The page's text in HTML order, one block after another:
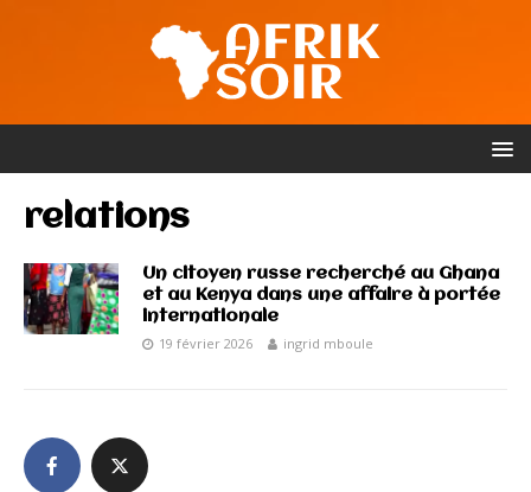
relations
Un citoyen russe recherché au Ghana
et au Kenya dans une affaire à portée
internationale
19 février 2026 ingrid mboule